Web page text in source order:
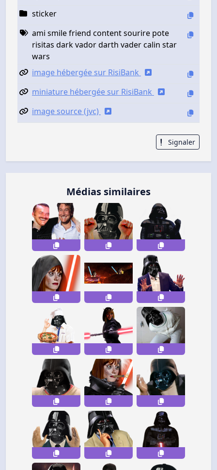
sticker
ami smile friend content sourire pote
risitas dark vador darth vader calin star
wars
image hébergée sur RisiBank
miniature hébergée sur RisiBank
image source (jvc)
Signaler
Médias similaires